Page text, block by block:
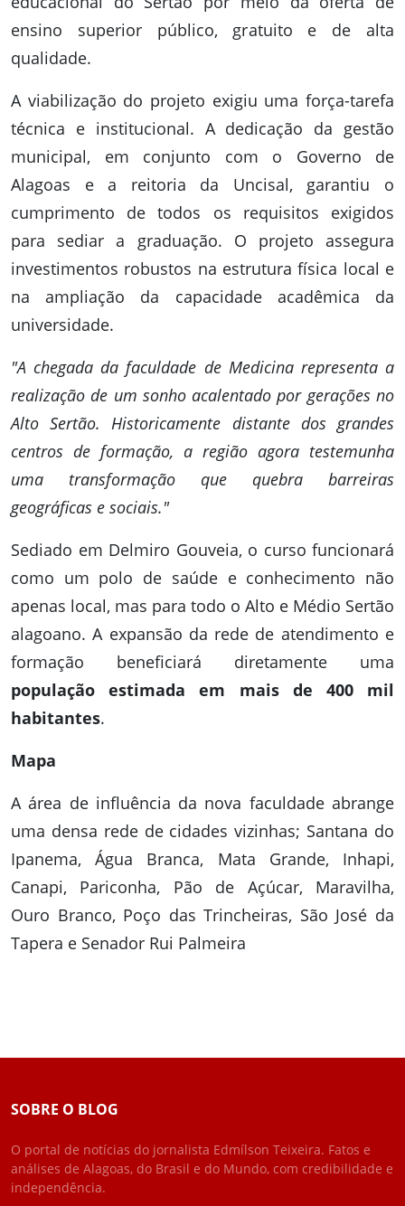
ensino superior público, gratuito e de alta
qualidade.
A viabilização do projeto exigiu uma força-tarefa
técnica e institucional. A dedicação da gestão
municipal, em conjunto com o Governo de
Alagoas e a reitoria da Uncisal, garantiu o
cumprimento de todos os requisitos exigidos
para sediar a graduação. O projeto assegura
investimentos robustos na estrutura física local e
na ampliação da capacidade acadêmica da
universidade.
"A chegada da faculdade de Medicina representa a
realização de um sonho acalentado por gerações no
Alto Sertão. Historicamente distante dos grandes
centros de formação, a região agora testemunha
uma transformação que quebra barreiras
geográficas e sociais."
Sediado em Delmiro Gouveia, o curso funcionará
como um polo de saúde e conhecimento não
apenas local, mas para todo o Alto e Médio Sertão
alagoano. A expansão da rede de atendimento e
formação beneficiará diretamente uma
população estimada em mais de 400 mil
habitantes.
Mapa
A área de influência da nova faculdade abrange
uma densa rede de cidades vizinhas; Santana do
Ipanema, Água Branca, Mata Grande, Inhapi,
Canapi, Pariconha, Pão de Açúcar, Maravilha,
Ouro Branco, Poço das Trincheiras, São José da
Tapera e Senador Rui Palmeira
SOBRE O BLOG
O portal de notícias do jornalista Edmílson Teixeira. Fatos e
análises de Alagoas, do Brasil e do Mundo, com credibilidade e
independência.